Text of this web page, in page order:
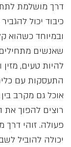
דרך מושלמת
כיבוד יכול
ובמיוחד כשהוא
שאנשים מתחילים
להיות טעים,
התעסקות עם
אוכל גם מקרב
רוצים להפוך את
פעולה. זוהי
יכולה להוביל